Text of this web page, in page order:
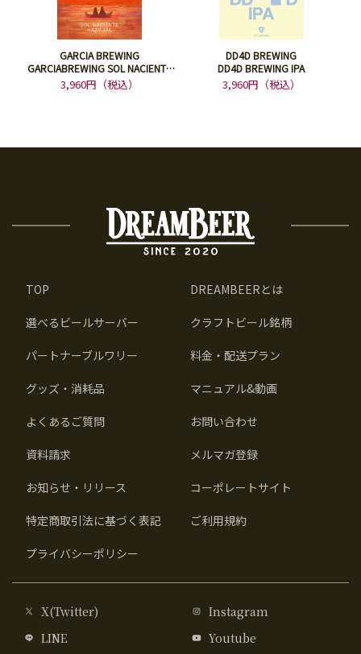
GARCIA BREWING
GARCIABREWING SOL NACIENTE
HAZY IPA DDH
3,960円（税込）
DD4D BREWING
DD4D BREWING IPA
3,960円（税込）
TOP DREAMBEERとは
選べるビールサーバー クラフトビール銘柄
パートナーブルワリー 料金・配送プラン
グッズ・消耗品 マニュアル&動画
よくあるご質問 お問い合わせ
資料請求 メルマガ登録
お知らせ・リリース コーポレートサイト
特定商取引法に基づく表記 ご利用規約
プライバシーポリシー
X(Twitter)
Instagram
LINE
Youtube